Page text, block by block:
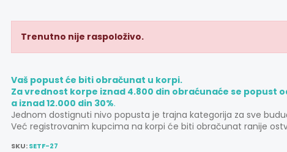
Trenutno nije raspoloživo.
Vaš popust će biti obračunat u korpi.
Za vrednost korpe iznad 4.800 din obraćunaće se popust
a iznad 12.000 din 30%.
Jednom dostignuti nivo popusta je trajna kategorija za sve
Već registrovanim kupcima na korpi će biti obračunat ranije
SKU:SETF-27